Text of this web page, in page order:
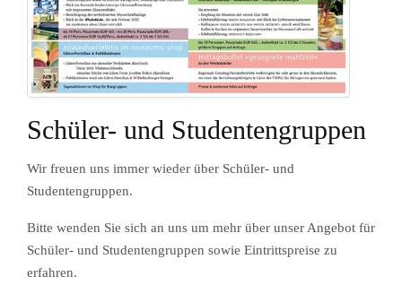
Schüler- und Studentengruppen
Wir freuen uns immer wieder über Schüler- und
Studentengruppen.
Bitte wenden Sie sich an uns um mehr über unser Angebot für
Schüler- und Studentengruppen sowie Eintrittspreise zu
erfahren.